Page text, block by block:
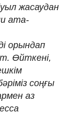
жасаудан
ата-
орындап
Өйткені,
соңғы
аз